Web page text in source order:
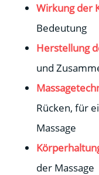
Wirkung der
Bedeutung
Herstellung
und
Rücken, für
Massage
der Massage